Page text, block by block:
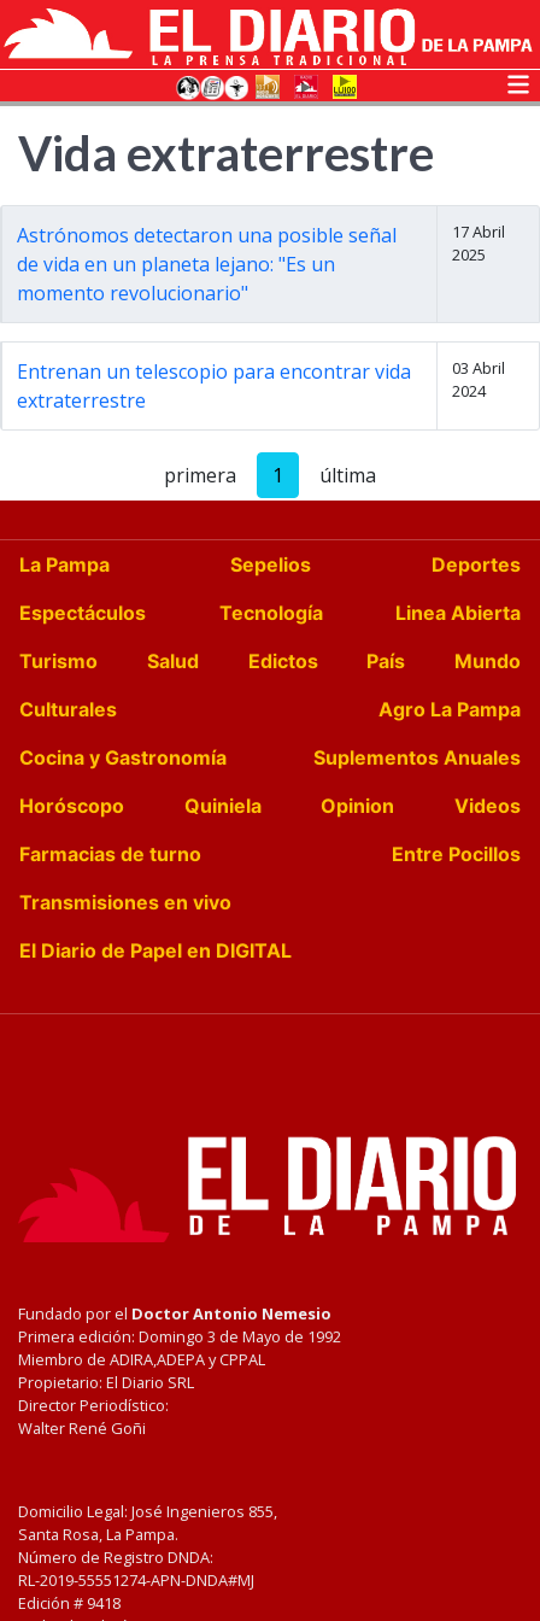
Vida extraterrestre
Astrónomos detectaron una posible señal
de vida en un planeta lejano: "Es un
momento revolucionario"
17 Abril
2025
Entrenan un telescopio para encontrar vida
extraterrestre
03 Abril
2024
primera 1 última
La Pampa Sepelios
Deportes
Espectáculos
Tecnología
Linea Abierta
Turismo
Salud Edictos País
Mundo
Culturales
Agro La Pampa
Cocina y Gastronomía
Suplementos Anuales
Horóscopo
Quiniela Opinion
Videos
Farmacias de turno
Entre Pocillos
Transmisiones en vivo
El Diario de Papel en DIGITAL
Fundado por el Doctor Antonio Nemesio
Primera edición: Domingo 3 de Mayo de 1992
Miembro de ADIRA,ADEPA y CPPAL
Propietario: El Diario SRL
Director Periodístico:
Walter René Goñi
Domicilio Legal: José Ingenieros 855,
Santa Rosa, La Pampa.
Número de Registro DNDA:
RL-2019-55551274-APN-DNDA#MJ
Edición # 9418